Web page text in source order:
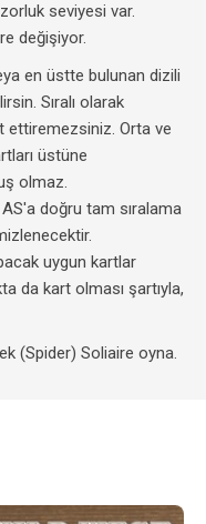
seviyesi var.
değişiyor.
en üstte bulunan dizili
Sıralı olarak
ettiremezsiniz. Orta ve
üstüne
olmaz.
doğru tam sıralama
uygun kartlar
da kart olması şartıyla,
(Spider) Soliaire oyna.